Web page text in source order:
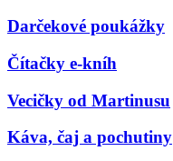
Darčekové poukážky
Čítačky e-kníh
Vecičky od Martinusu
Káva, čaj a pochutiny